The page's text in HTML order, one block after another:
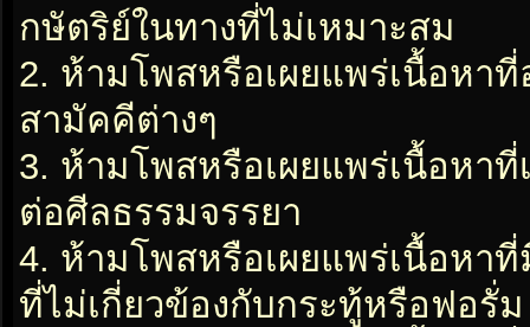
กษัตริย์ในทางที่ไม่เหมาะสม
2. ห้ามโพสหรือเผยแพร่เนื้อหา
สามัคคีต่างๆ
3. ห้ามโพสหรือเผยแพร่เนื้อหา
ต่อศีลธรรมจรรยา
4. ห้ามโพสหรือเผยแพร่เนื้อหา
ที่ไม่เกี่ยวข้องกับกระทู้หรือฟอรั่ม